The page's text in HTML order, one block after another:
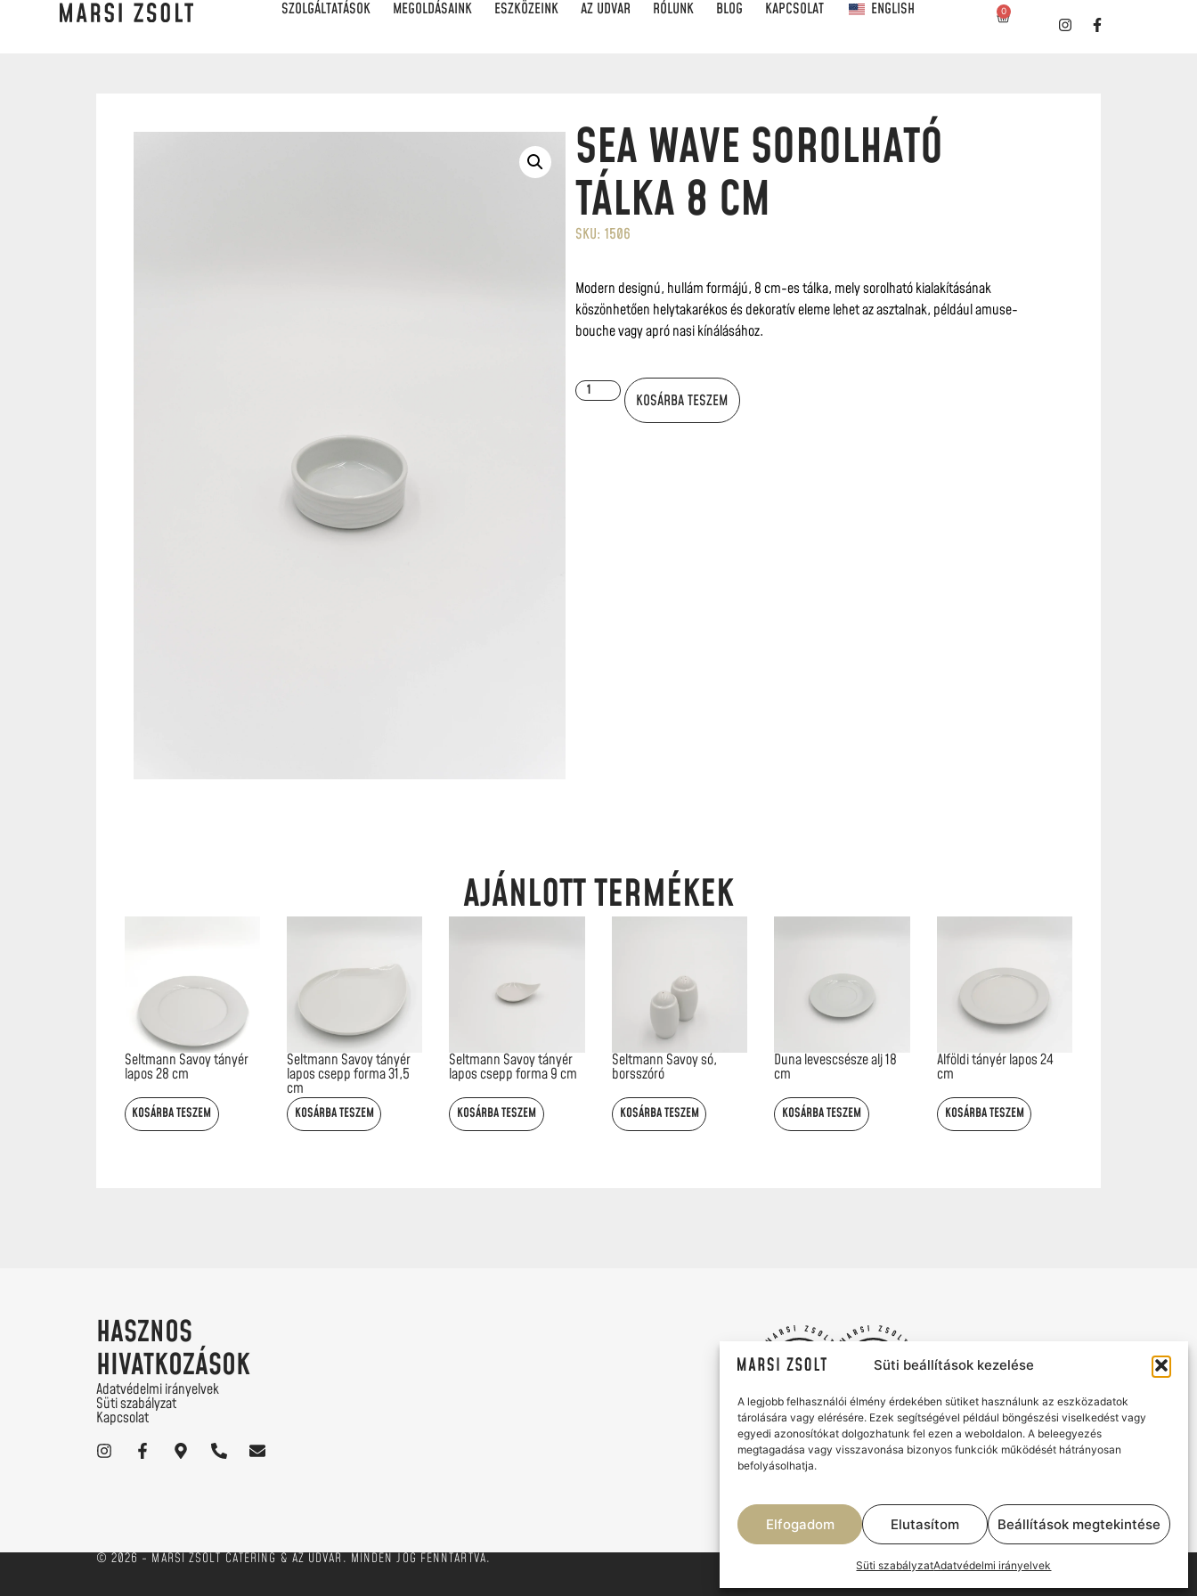
Süti beállítások kezelése
A legjobb felhasználói élmény érdekében sütiket használunk az eszközadatok
tárolására vagy elérésére. Ezek segítségével például böngészési viselkedést vagy
egyedi azonosítókat dolgozhatunk fel ezen a weboldalon. A beleegyezés
megtagadása vagy visszavonása bizonyos funkciók működését hátrányosan
befolyásolhatja.
Elfogadom Elutasítom Beállítások megtekintése
Süti szabályzatAdatvédelmi irányelvek
SZOLGÁLTATÁSOK MEGOLDÁSAINK ESZKÖZEINK AZ UDVAR RÓLUNK BLOG KAPCSOLAT ENGLISH 0
SEA WAVE SOROLHATÓ
TÁLKA 8 CM
SKU: 1506
Modern designú, hullám formájú, 8 cm-es tálka, mely sorolható kialakításának
köszönhetően helytakarékos és dekoratív eleme lehet az asztalnak, például amuse-
bouche vagy apró nasi kínálásához.
KOSÁRBA TESZEM
AJÁNLOTT TERMÉKEK
Seltmann Savoy tányér
lapos 28 cm
KOSÁRBA TESZEM
Seltmann Savoy tányér
lapos csepp forma 31,5
cm
KOSÁRBA TESZEM
Seltmann Savoy tányér
lapos csepp forma 9 cm
KOSÁRBA TESZEM
Seltmann Savoy só,
borsszóró
KOSÁRBA TESZEM
Duna levescsésze alj 18
cm
KOSÁRBA TESZEM
Alföldi tányér lapos 24
cm
KOSÁRBA TESZEM
HASZNOS
HIVATKOZÁSOK
Adatvédelmi irányelvek
Süti szabályzat
Kapcsolat
Élmények, ízek és gondtalan vendéglátás
© 2026 - MARSI ZSOLT CATERING & AZ UDVAR. MINDEN JOG FENNTARTVA.